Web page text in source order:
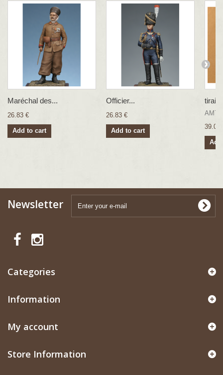
Maréchal des...
26.83 €
Add to cart
Officier...
26.83 €
Add to cart
39.00
Newsletter
Categories
Information
My account
Store Information